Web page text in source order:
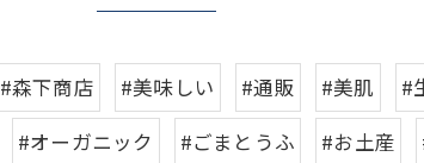
#森下商店 #美味しい #通販 #美肌 #
#オーガニック #ごまとうふ #お土産